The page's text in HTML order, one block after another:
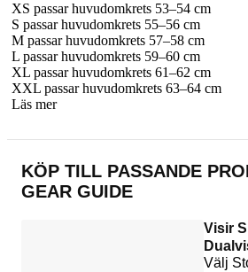
XS passar huvudomkrets 53–54 cm
S passar huvudomkrets 55–56 cm
M passar huvudomkrets 57–58 cm
L passar huvudomkrets 59–60 cm
XL passar huvudomkrets 61–62 cm
XXL passar huvudomkrets 63–64 cm
Läs mer
KÖP TILL PASSANDE
GEAR GUIDE
Visir
Välj